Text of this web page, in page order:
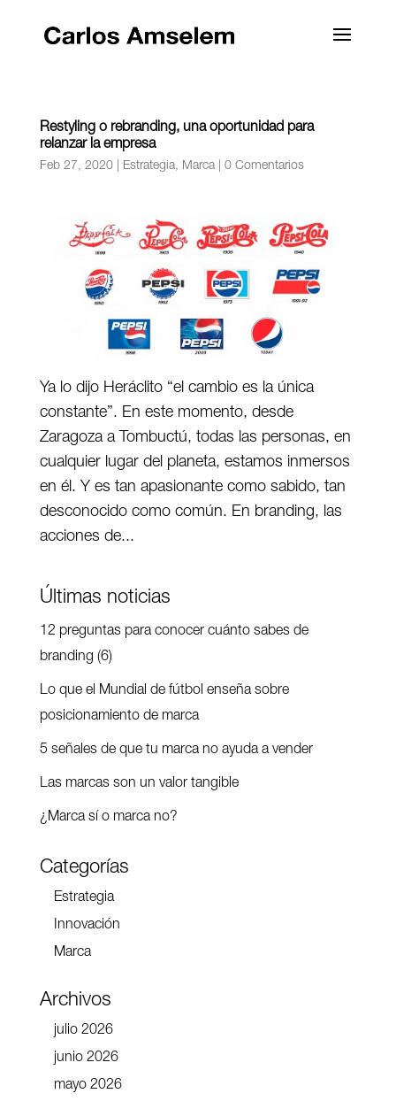
Restyling o rebranding, una oportunidad para
relanzar la empresa
Feb 27, 2020| Estrategia, Marca| 0 Comentarios
Ya lo dijo Heráclito “el cambio es la única
constante”. En este momento, desde
Zaragoza a Tombuctú, todas las personas, en
cualquier lugar del planeta, estamos inmersos
en él. Y es tan apasionante como sabido, tan
desconocido como común. En branding, las
acciones de...
Últimas noticias
12 preguntas para conocer cuánto sabes de
branding (6)
Lo que el Mundial de fútbol enseña sobre
posicionamiento de marca
5 señales de que tu marca no ayuda a vender
Las marcas son un valor tangible
¿Marca sí o marca no?
Categorías
Estrategia
Innovación
Marca
Archivos
julio 2026
junio 2026
mayo 2026